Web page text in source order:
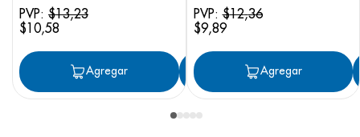
PVP: $13,23
$10,58
Agregar Agregar
PVP:$12,36
$9,89
Agregar